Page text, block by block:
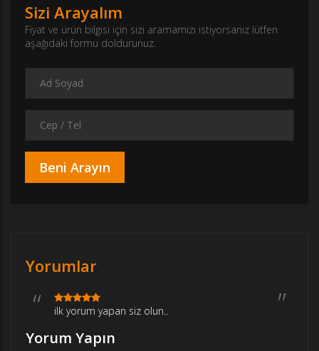
Sizi Arayalım
Fiyat ve ürün bilgisi için sizi aramamızı istiyorsanız lütfen
aşağıdaki formu doldurunuz.
Yorumlar
ilk yorum yapan siz olun..
Yorum Yapın